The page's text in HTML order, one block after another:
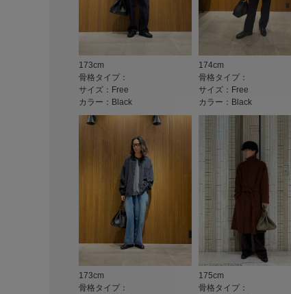
173cm
骨格タイプ：
サイズ：Free
カラー：Black
173cm
骨格タイプ：
174cm
骨格タイプ：
サイズ：Free
カラー：Black
175cm
骨格タイプ：